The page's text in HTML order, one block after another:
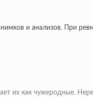
и анализов. При
их как чужеродные.